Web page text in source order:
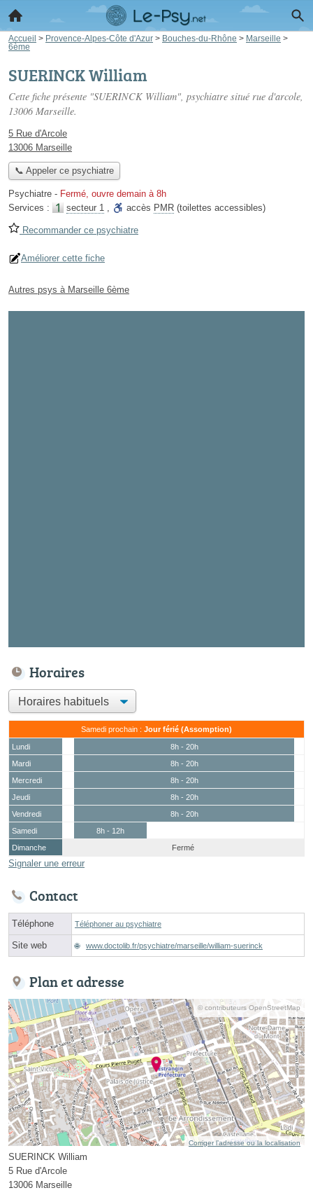
Accueil > Provence-Alpes-Côte d'Azur > Bouches-du-Rhône > Marseille >
6ème
SUERINCK William
Cette fiche présente "SUERINCK William", psychiatre situé rue d'arcole,
13006 Marseille.
5 Rue d'Arcole
13006 Marseille
📞 Appeler ce psychiatre
Psychiatre - Fermé, ouvre demain à 8h
Services :
secteur 1 , accès PMR (toilettes accessibles)
Recommander ce psychiatre
Améliorer cette fiche
Autres psys à Marseille 6ème
Horaires
Samedi prochain : Jour férié (Assomption)
Lundi
8h - 20h
Mardi
8h - 20h
Mercredi
8h - 20h
Jeudi
8h - 20h
Vendredi
8h - 20h
Samedi
8h - 12h
Dimanche
Fermé
Signaler une erreur
Contact
Téléphone Téléphoner au psychiatre
Site web www.doctolib.fr/psychiatre/marseille/william-suerinck
Plan et adresse
© contributeurs OpenStreetMap
Corriger l’adresse ou la localisation
SUERINCK William
5 Rue d'Arcole
13006 Marseille